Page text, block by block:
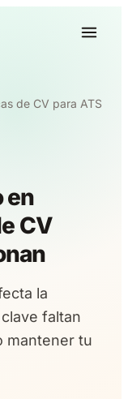
de CV para ATS
en
CV
la
faltan
mantener tu